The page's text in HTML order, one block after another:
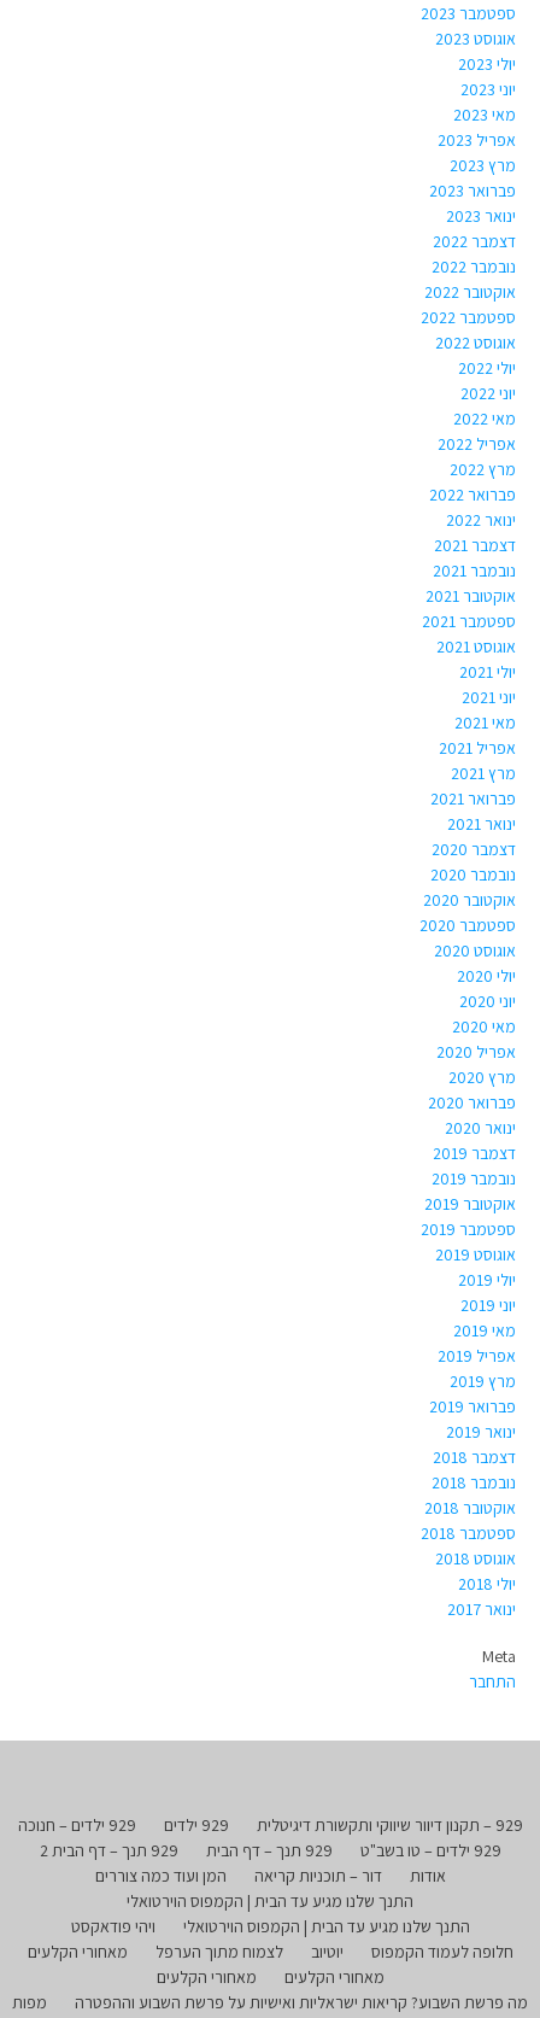
ספטמבר 2023
אוגוסט 2023
יולי 2023
יוני 2023
מאי 2023
אפריל 2023
מרץ 2023
פברואר 2023
ינואר 2023
דצמבר 2022
נובמבר 2022
אוקטובר 2022
ספטמבר 2022
אוגוסט 2022
יולי 2022
יוני 2022
מאי 2022
אפריל 2022
מרץ 2022
פברואר 2022
ינואר 2022
דצמבר 2021
נובמבר 2021
אוקטובר 2021
ספטמבר 2021
אוגוסט 2021
יולי 2021
יוני 2021
מאי 2021
אפריל 2021
מרץ 2021
פברואר 2021
ינואר 2021
דצמבר 2020
נובמבר 2020
אוקטובר 2020
ספטמבר 2020
אוגוסט 2020
יולי 2020
יוני 2020
מאי 2020
אפריל 2020
מרץ 2020
פברואר 2020
ינואר 2020
דצמבר 2019
נובמבר 2019
אוקטובר 2019
ספטמבר 2019
אוגוסט 2019
יולי 2019
יוני 2019
מאי 2019
אפריל 2019
מרץ 2019
פברואר 2019
ינואר 2019
דצמבר 2018
נובמבר 2018
אוקטובר 2018
ספטמבר 2018
אוגוסט 2018
יולי 2018
ינואר 2017
Meta
התחבר
929 – תקנון דיוור שיווקי ותקשורת דיגיטלית 929 ילדים
929 ילדים – חנוכה
929 ילדים – טו בשב"ט
929 תנך – דף הבית
929 תנך – דף הבית 2
אודות
דור – תוכניות קריאה
המן ועוד כמה צוררים
התנך שלנו מגיע עד הבית | הקמפוס הוירטואלי
התנך שלנו מגיע עד הבית | הקמפוס הוירטואלי
ויהי פודאקסט
חלופה לעמוד הקמפוס
יוטיוב לצמוח מתוך הערפל
מאחורי הקלעים
מאחורי הקלעים
מאחורי הקלעים
מה פרשת השבוע? קריאות ישראליות ואישיות על פרשת השבוע וההפטרה
מפות